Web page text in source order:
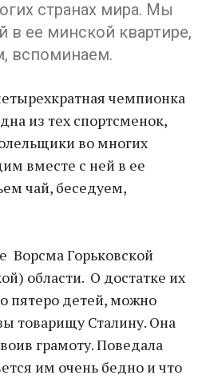
странах мира. Мы
в ее минской квартире,
вспоминаем.
чемпионка
из тех спортсменок,
во многих
вместе с ней в ее
чай, беседуем,
Ворсма Горьковской
области. О достатке их
пятеро детей, можно
товарищу Сталину. Она
грамоту. Поведала
им очень бедно и что